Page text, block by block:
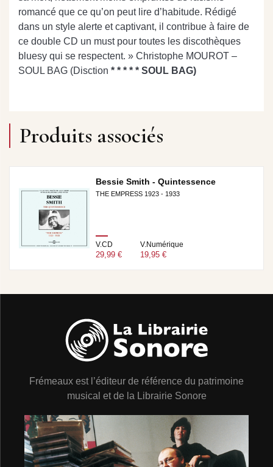
romancé que ce qu’on peut lire d’habitude. Rédigé
dans un style alerte et captivant, il contribue à faire de
ce double CD un must pour toutes les discothèques
bluesy qui se respectent. » Christophe MOUROT –
SOUL BAG (Disction * * * * * SOUL BAG)
Produits associés
Bessie Smith - Quintessence
THE EMPRESS 1923 - 1933
V.CD
29,99 €
V.Numérique
19,95 €
Frémeaux est l’éditeur de référence du patrimoine
musical et de la Librairie Sonore